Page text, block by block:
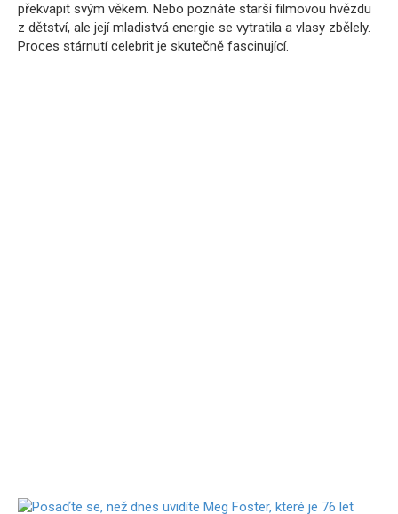
překvapit svým věkem. Nebo poznáte starší filmovou hvězdu
z dětství, ale její mladistvá energie se vytratila a vlasy zbělely.
Proces stárnutí celebrit je skutečně fascinující.